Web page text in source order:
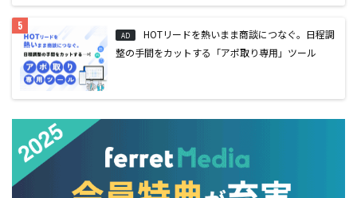
AD
HOTリードを熱いまま商談につなぐ。日程調
整の手間をカットする「アポ取り専用」ツール